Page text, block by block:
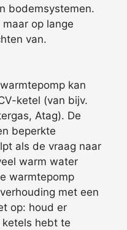
bodemsystemen.
op lange
van.
kan
ketel (van bijv.
Atag). De
beperkte
als de vraag naar
warm water
warmtepomp
met een
op: houd er
hebt te